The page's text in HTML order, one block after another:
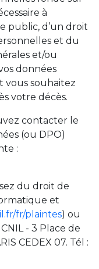
à
public, d’un droit
et du
et/ou
données
vous souhaitez
votre décès.
contacter le
(ou DPO)
:
du droit de
et
fr/plaintes) ou
- 3 Place de
CEDEX 07. Tél :